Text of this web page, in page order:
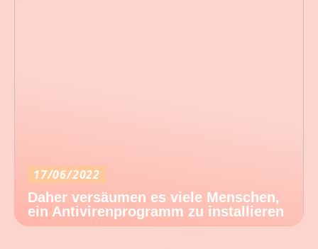
17/06/2022
Daher versäumen es viele Menschen,
ein Antivirenprogramm zu installieren